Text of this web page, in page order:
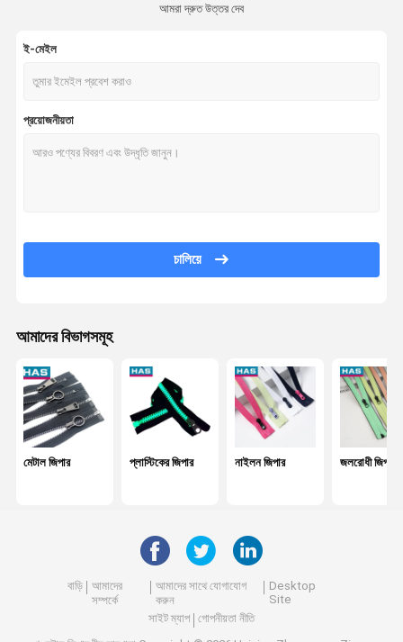
আমরা দ্রুত উত্তর দেব
ই-মেইল
প্রয়োজনীয়তা
চালিয়ে
আমাদের বিভাগসমূহ
মেটাল জিপার প্লাস্টিকের জিপার নাইলন জিপার জলরোধী জিপার
বাড়ি
আমাদের
সম্পর্কে
আমাদের সাথে যোগাযোগ
করুন
Desktop
Site
সাইট ম্যাপ
গোপনীয়তা নীতি